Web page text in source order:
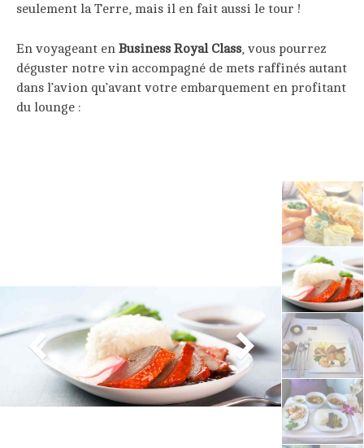
seulement la Terre, mais il en fait aussi le tour !
En voyageant en Business Royal Class, vous pourrez
déguster notre vin accompagné de mets raffinés autant
dans l’avion qu’avant votre embarquement en profitant
du lounge :